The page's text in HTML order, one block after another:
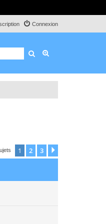
Connexion
Rechercher
1 2 3